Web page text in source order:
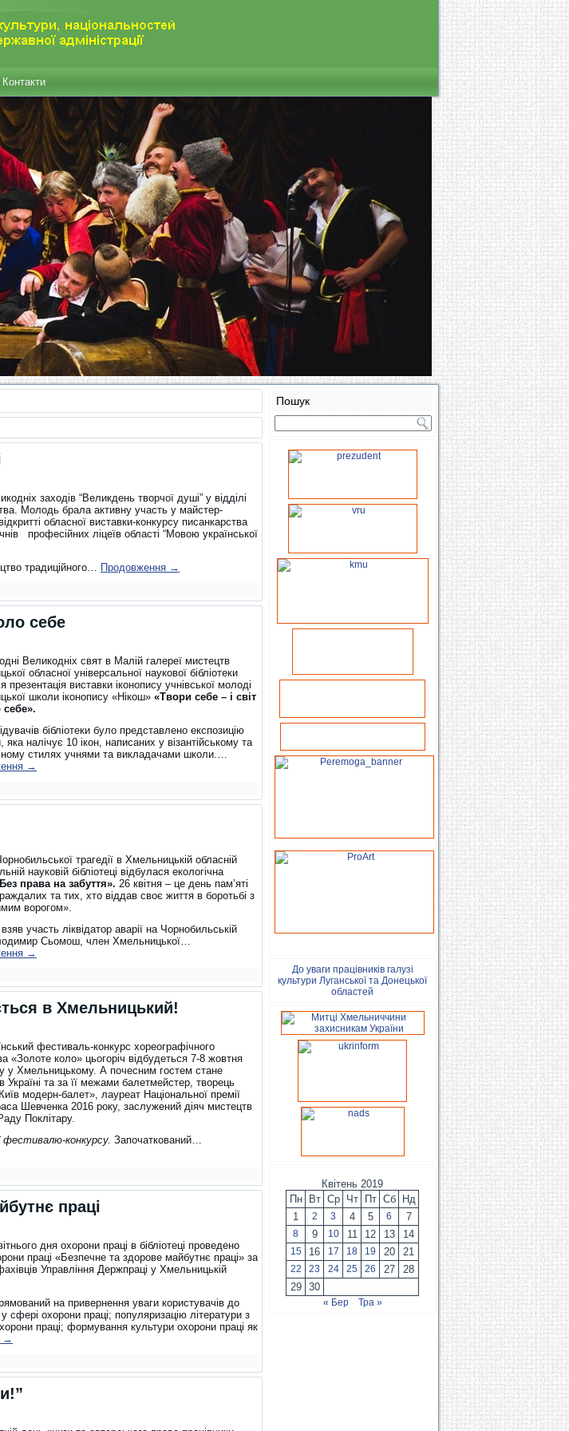
Контакти
заходів “Великдень творчої душі” у відділі
Молодь брала активну участь у майстер-
обласної виставки-конкурсу писанкарства
професійних ліцеїв області “Мовою української
традиційного… Продовження →
себе
Великодніх свят в Малій галереї мистецтв
обласної універсальної наукової бібліотеки
презентація виставки іконопису учнівської молоді
школи іконопису «Нікош» «Твори себе – і світ
себе».
бібліотеки було представлено експозицію
яка налічує 10 ікон, написаних у візантійському та
стилях учнями та викладачами школи.…
→
трагедії в Хмельницькій обласній
науковій бібліотеці відбулася екологічна
права на забуття». 26 квітня – це день пам’яті
та тих, хто віддав своє життя в боротьбі з
ворогом».
участь ліквідатор аварії на Чорнобильській
Сьомош, член Хмельницької…
→
в Хмельницький!
фестиваль-конкурс хореографічного
«Золоте коло» цьогоріч відбудеться 7-8 жовтня
у Хмельницькому. А почесним гостем стане
Україні та за її межами балетмейстер, творець
модерн-балет», лауреат Національної премії
Шевченка 2016 року, заслужений діяч мистецтв
Поклітару.
фестивалю-конкурсу. Започаткований…
праці
дня охорони праці в бібліотеці проведено
праці «Безпечне та здорове майбутнє праці» за
Управління Держпраці у Хмельницькій
на привернення уваги користувачів до
сфері охорони праці; популяризацію літератури з
праці; формування культури охорони праці як
→
Пошук
До уваги працівників галузі
культури Луганської та Донецької
областей
Квітень 2019
Пн
Вт Ср Чт Пт Сб
Нд
1
2 3 4 5 6 7
8 9 10 11 12 13 14
15 16 17 18 19 20 21
22 23 24 25 26 27
28
29
30
« Бер Тра »